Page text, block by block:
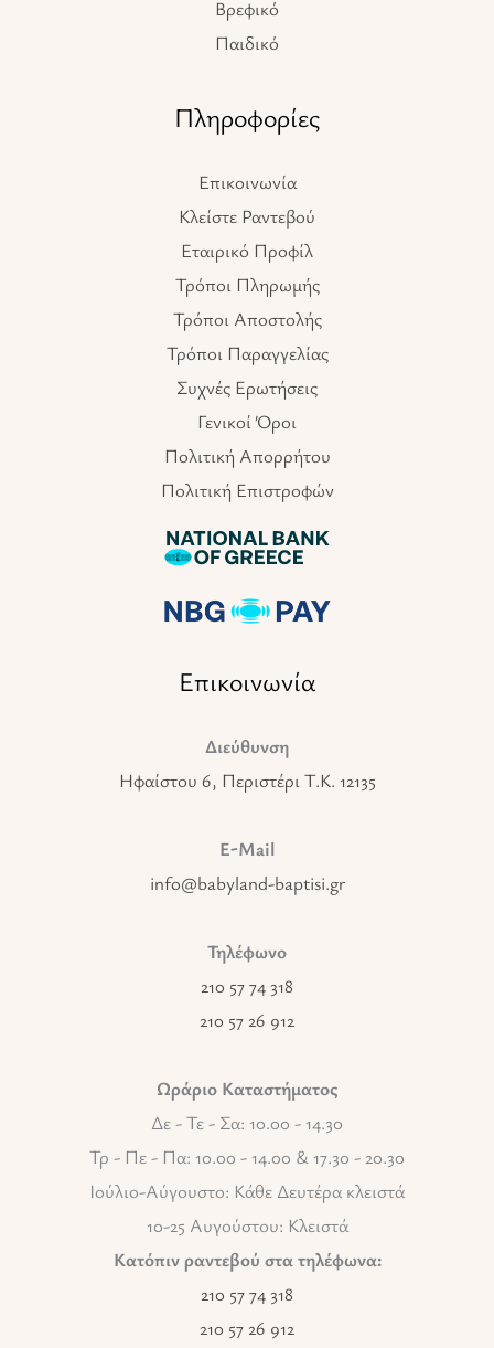
Βρεφικό
Παιδικό
Πληροφορίες
Επικοινωνία
Κλείστε Ραντεβού
Εταιρικό Προφίλ
Τρόποι Πληρωμής
Τρόποι Αποστολής
Τρόποι Παραγγελίας
Συχνές Ερωτήσεις
Γενικοί Όροι
Πολιτική Απορρήτου
Πολιτική Επιστροφών
Επικοινωνία
Διεύθυνση
Ηφαίστου 6, Περιστέρι T.K. 12135
E-Mail
info@babyland-baptisi.gr
Τηλέφωνο
210 57 74 318
210 57 26 912
Ωράριο Καταστήματος
Δε - Τε - Σα: 10.00 - 14.30
Τρ - Πε - Πα: 10.00 - 14.00 & 17.30 - 20.30
Ιούλιο-Αύγουστο: Κάθε Δευτέρα κλειστά
10-25 Αυγούστου: Κλειστά
Κατόπιν ραντεβού στα τηλέφωνα:
210 57 74 318
210 57 26 912